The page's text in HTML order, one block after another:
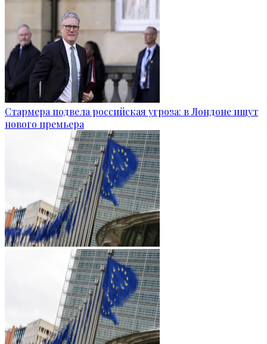
Стармера подвела российская угроза: в Лондоне ищут
нового премьера